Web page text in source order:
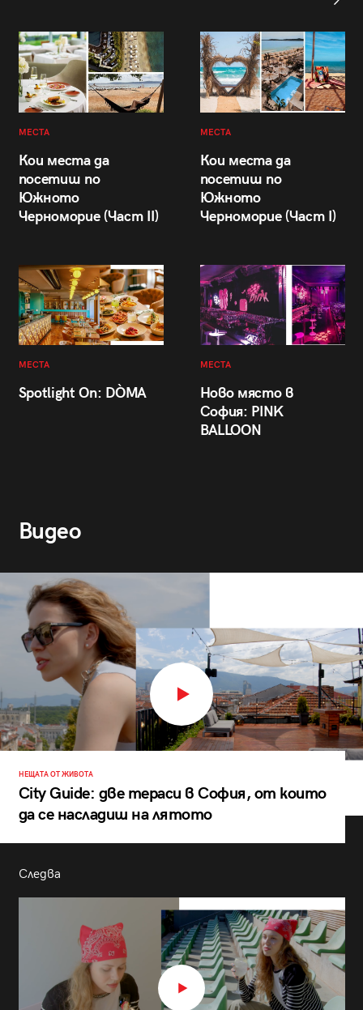
МЕСТА
Кои места да
посетиш по
Южното
Черноморие (Част II)
МЕСТА
Кои места да
посетиш по
Южното
Черноморие (Част I)
МЕСТА
Spotlight On: DÒMA
МЕСТА
Ново място в
София: PINK
BALLOON
Видео
НЕЩАТА ОТ ЖИВОТА
City Guide: две тераси в София, от които
да се насладиш на лятото
Следва